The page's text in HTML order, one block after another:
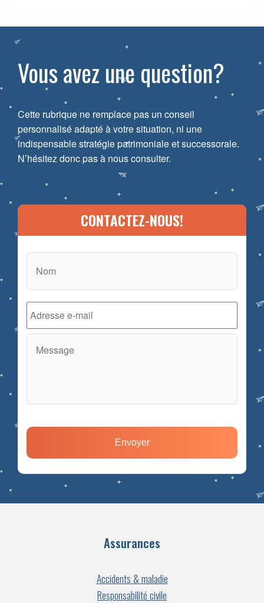
Vous avez une question?
Cette rubrique ne remplace pas un conseil
personnalisé adapté à votre situation, ni une
indispensable stratégie patrimoniale et successorale.
N’hésitez donc pas à nous consulter.
CONTACTEZ-NOUS!
Nom *
E-
mail *
Message
Assurances
Accidents & maladie
Responsabilité civile